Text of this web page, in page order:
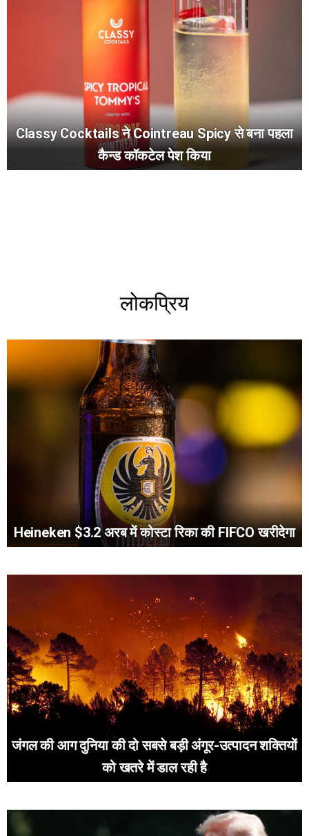
Classy Cocktails ने Cointreau Spicy से बना पहला
कैन्ड कॉकटेल पेश किया
लोकप्रिय
Heineken $3.2 अरब में कोस्टा रिका की FIFCO खरीदेगा
जंगल की आग दुनिया की दो सबसे बड़ी अंगूर-उत्पादन शक्तियों
को खतरे में डाल रही है